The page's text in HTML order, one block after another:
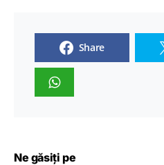
Share
Ne găsiți pe